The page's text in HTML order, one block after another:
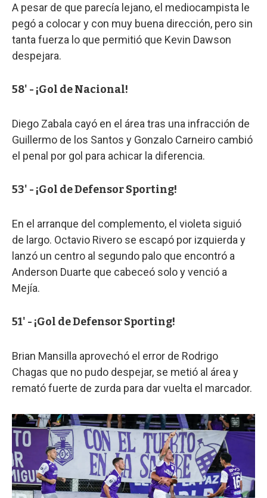
A pesar de que parecía lejano, el mediocampista le
pegó a colocar y con muy buena dirección, pero sin
tanta fuerza lo que permitió que Kevin Dawson
despejara.
58' - ¡Gol de Nacional!
Diego Zabala cayó en el área tras una infracción de
Guillermo de los Santos y Gonzalo Carneiro cambió
el penal por gol para achicar la diferencia.
53' - ¡Gol de Defensor Sporting!
En el arranque del complemento, el violeta siguió
de largo. Octavio Rivero se escapó por izquierda y
lanzó un centro al segundo palo que encontró a
Anderson Duarte que cabeceó solo y venció a
Mejía.
51' - ¡Gol de Defensor Sporting!
Brian Mansilla aprovechó el error de Rodrigo
Chagas que no pudo despejar, se metió al área y
remató fuerte de zurda para dar vuelta el marcador.